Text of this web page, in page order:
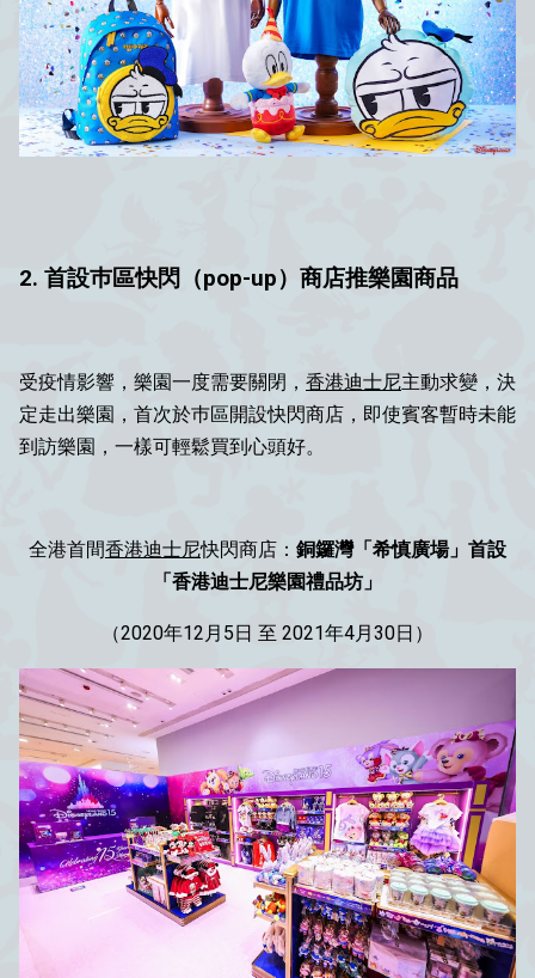
2. 首設巿區快閃（pop-up）商店推樂園商品
受疫情影響，樂園一度需要關閉， 香港迪士尼主動求變，決
定走出樂園，首次於巿區開設快閃商店，即使賓客暫時未能
到訪樂園，一樣可輕鬆買到心頭好。
全港首間香港迪士尼快閃商店： 銅鑼灣「希慎廣場」首設
「香港迪士尼樂園禮品坊」
（2020年12月5日 至 2021年4月30日）